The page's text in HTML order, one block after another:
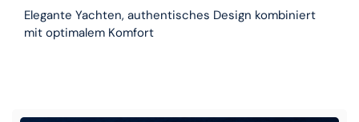
Elegante Yachten, authentisches Design kombiniert
mit optimalem Komfort